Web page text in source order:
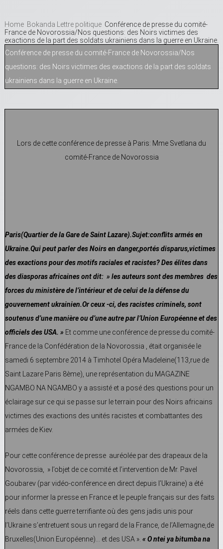
Home Bokanda Lettre politique Conférence de presse du comité-
France de Novorossia/Nos questions: des Noirs victimes des
exactions de la part des soldats ukrainiens dans la guerre en Ukraine.
Conférence de presse du comité-France de Novorossia/Nos
questions: des Noirs victimes des exactions de la part des soldats
ukrainiens dans la guerre en Ukraine.
Lors de cette conférence de presse à Paris: Mme Svetlana du
comité-France de Novorossia
Paris(Quartier de la Gare de Saint Lazare).Sujet:conflits armés en
Ukraine.Qui peut parler des Noirs en danger,portés disparus,victimes
des exactions pour des motifs raciales et racistes? Des élites dans
des diasporas africaines ont dit: » les auteurs sont des membres des
forces du ministère de l’intérieur et de celui de la défense du
gouvernement ukrainien.Or ceux -ci, des racistes criminels, sont
soutenus d’une manière ou d’une autre par l’Union Européenne et des
officiels des USA. » Et comme une conférence de presse du comité-
France de la Confédération de la Novorossia , était organisée le
samedi 6 septembre 2014 à Timhotel Opéra Madeleine(113,rue de
Saint Lazare Paris 8ème), une représentation du MAGAZINE
NGAMBO NA NGAMBO y a assisté et a posé des questions pour un
éclairage sur ce qui se passe sur le terrain pour des Noirs africains
victimes des exactions des unités racistes et combattantes des
armées de Kiev.
Pour cette conférence de presse auréolée par des drapeaux de la
Novorossia, » l’objet de ce comité et l’intervention de Mr. Pavel
Goubarev (par vidéo-conférence en direct depuis l’Ukraine) a été
pour informer la presse en France et le peuple français sur des faits
réels dans cette guerre terrifiante où des gens jadis unis pour
l’Ukraine s’entretuent sous un regard de la France, de l’Allemagne,de
Bruxelles(Union Européenne)… et des USA ». « O ntei ya bitumba na